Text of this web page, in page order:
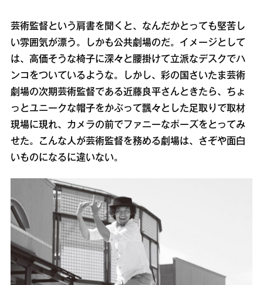
芸術監督という肩書を聞くと、なんだかとっても堅苦し
い雰囲気が漂う。しかも公共劇場のだ。イメージとして
は、高価そうな椅子に深々と腰掛けて立派なデスクでハ
ンコをついているような。しかし、彩の国さいたま芸術
劇場の次期芸術監督である近藤良平さんときたら、ちょ
っとユニークな帽子をかぶって飄々とした足取りで取材
現場に現れ、カメラの前でファニーなポーズをとってみ
せた。こんな人が芸術監督を務める劇場は、さぞや面白
いものになるに違いない。